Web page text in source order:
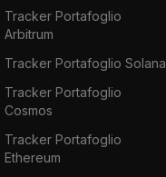
Tracker Portafoglio
Arbitrum
Tracker Portafoglio Solana
Tracker Portafoglio
Cosmos
Tracker Portafoglio
Ethereum